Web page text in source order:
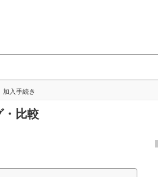
加入手続き
・比較